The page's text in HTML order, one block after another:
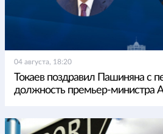
04 августа, 18:20
Токаев поздравил Пашиняна с
должность премьер-министра